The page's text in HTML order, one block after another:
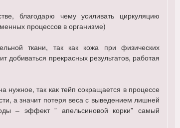
благодарю чему усиливать циркуляцию
процессов в организме)
ткани, так как кожа при физических
добиваться прекрасных результатов, работая
нужное, так как тейп сокращается в процессе
а значит потеря веса с выведением лишней
– эффект ” апельсиновой корки” самый